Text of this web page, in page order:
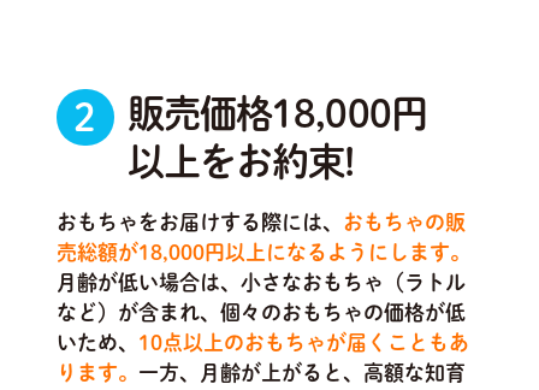
2
販売価格18,000円
以上をお約束!
おもちゃをお届けする際には、 おもちゃの販
売総額が18,000円以上になるようにします。
月齢が低い場合は、小さなおもちゃ（ラトル
など）が含まれ、個々のおもちゃの価格が低
いため、 10点以上のおもちゃが届くこともあ
ります。 一方、月齢が上がると、高額な知育